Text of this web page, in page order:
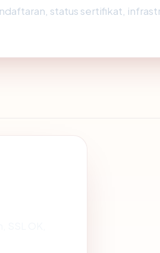
status sertifikat,